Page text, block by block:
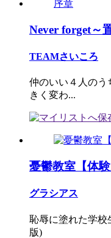
Never forget～
TEAMさいころ
仲のいい４人のう
きく変わ...
憂鬱教室【体験
グラシアス
恥辱に塗れた学校
版)